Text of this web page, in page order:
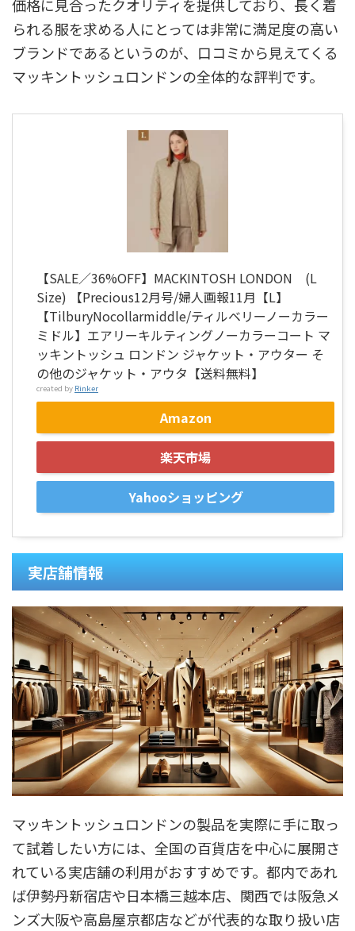
価格に見合ったクオリティを提供しており、長く着
られる服を求める人にとっては非常に満足度の高い
ブランドであるというのが、口コミから見えてくる
マッキントッシュロンドンの全体的な評判です。
【SALE／36%OFF】MACKINTOSH LONDON (L
Size) 【Precious12月号/婦人画報11月【L】
【TilburyNocollarmiddle/ティルベリーノーカラー
ミドル】エアリーキルティングノーカラーコート マ
ッキントッシュ ロンドン ジャケット・アウター そ
の他のジャケット・アウタ【送料無料】
created by Rinker
Amazon
楽天市場
Yahooショッピング
実店舗情報
マッキントッシュロンドンの製品を実際に手に取っ
て試着したい方には、全国の百貨店を中心に展開さ
れている実店舗の利用がおすすめです。都内であれ
ば伊勢丹新宿店や日本橋三越本店、関西では阪急メ
ンズ大阪や高島屋京都店などが代表的な取り扱い店